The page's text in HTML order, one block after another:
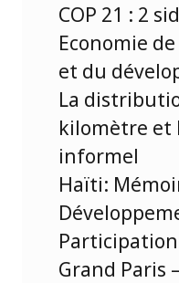
COP 21 : 2
Economie
et du
La
kilomètre et
informel
Haïti:
Grand Paris